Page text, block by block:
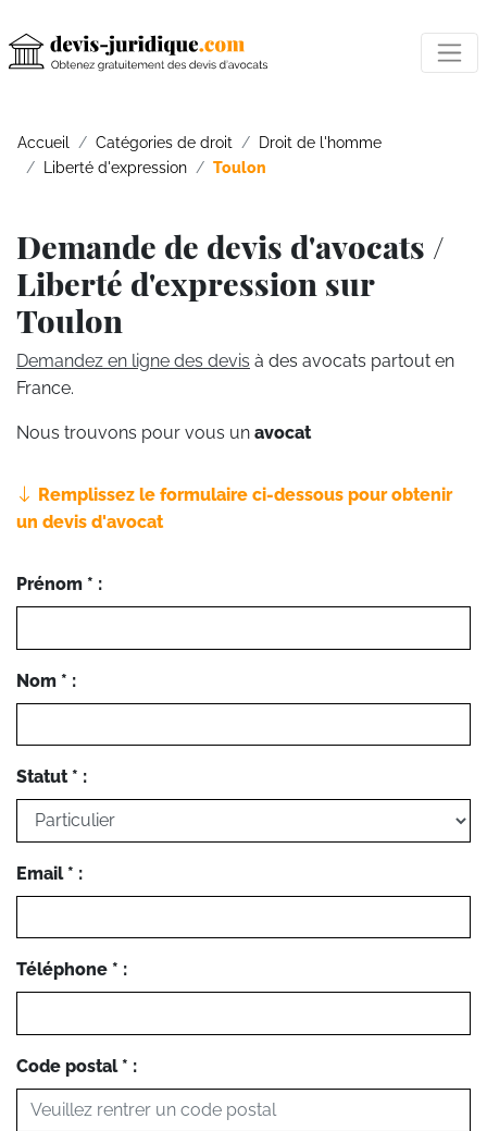
Accueil Catégories de droit
Droit de l'homme
Liberté d'expression
Toulon
Demande de devis d'avocats /
Liberté d'expression sur
Toulon
Demandez en ligne des devis à des avocats partout en
France.
Nous trouvons pour vous un avocat
Remplissez le formulaire ci-dessous pour obtenir
un devis d'avocat
Prénom * :
Nom * :
Statut * :
Email * :
Téléphone * :
Code postal * :